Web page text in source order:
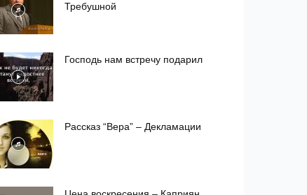
Требушной
Господь нам встречу подарил
Рассказ “Вера” – Декламации